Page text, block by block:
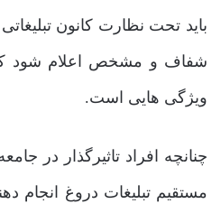
باید تحت نظارت کانون
شفاف و مشخص اعلام شود
ویژگی ‌هایی است.
چنانچه افراد تاثیرگذار در
مستقیم تبلیغات دروغ انجام